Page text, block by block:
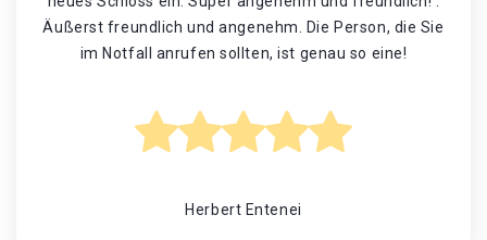
Äußerst freundlich und angenehm. Die Person, die Sie
im Notfall anrufen sollten, ist genau so eine!
Herbert Entenei